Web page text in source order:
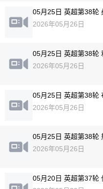
05月25日 英超第38轮
2026年05月26日
05月25日 英超第38轮
2026年05月26日
05月25日 英超第38轮
2026年05月26日
05月25日 英超第38轮
2026年05月26日
05月20日 英超第37轮